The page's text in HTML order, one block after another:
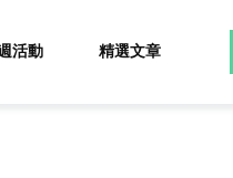
活動 精選文章